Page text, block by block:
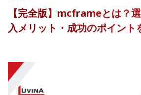
【完全版】mcframeとは？
入メリット・成功のポイント